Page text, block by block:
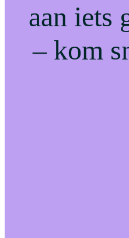
aan iets
– kom